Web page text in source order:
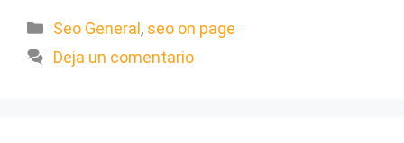
Categorías
Seo General , seo on page
Deja un comentario